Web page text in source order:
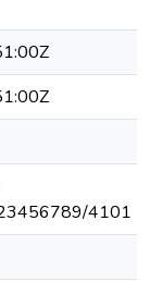
4101